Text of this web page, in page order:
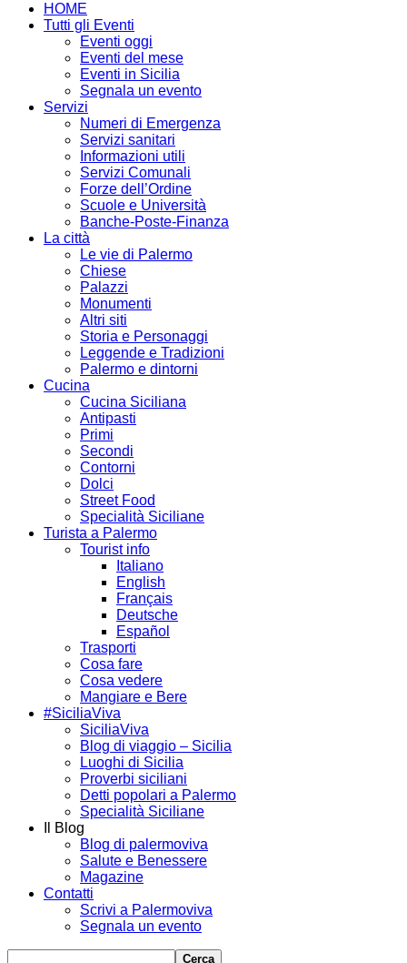
HOME
Tutti gli Eventi
Eventi oggi
Eventi del mese
Eventi in Sicilia
Segnala un evento
Servizi
Numeri di Emergenza
Servizi sanitari
Informazioni utili
Servizi Comunali
Forze dell’Ordine
Scuole e Università
Banche-Poste-Finanza
La città
Le vie di Palermo
Chiese
Palazzi
Monumenti
Altri siti
Storia e Personaggi
Leggende e Tradizioni
Palermo e dintorni
Cucina
Cucina Siciliana
Antipasti
Primi
Secondi
Contorni
Dolci
Street Food
Specialità Siciliane
Turista a Palermo
Tourist info
Italiano
English
Français
Deutsche
Español
Trasporti
Cosa fare
Cosa vedere
Mangiare e Bere
#SiciliaViva
SiciliaViva
Blog di viaggio – Sicilia
Luoghi di Sicilia
Proverbi siciliani
Detti popolari a Palermo
Specialità Siciliane
Il Blog
Blog di palermoviva
Salute e Benessere
Magazine
Contatti
Scrivi a Palermoviva
Segnala un evento